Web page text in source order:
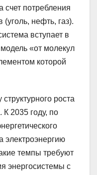
счет потребления
нефть, газ).
вступает в
«от молекул
которой
роста
К 2035 году, по
электроэнергию
темпы требуют
энергосистемы с